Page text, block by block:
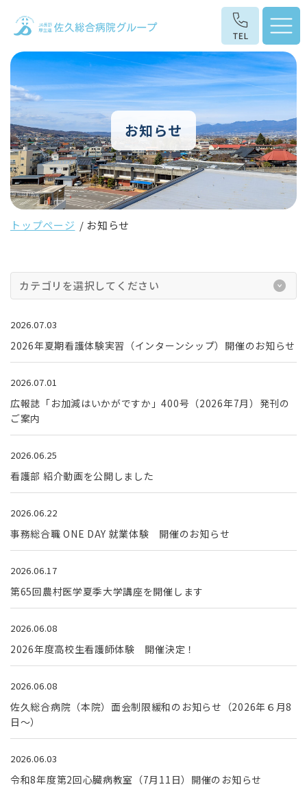
お知らせ
トップページ お知らせ
カテゴリを選択してください
2026.07.03
2026年夏期看護体験実習（インターンシップ）開催のお知らせ
2026.07.01
広報誌「お加減はいかがですか」400号（2026年7月）発刊の
ご案内
2026.06.25
看護部 紹介動画を公開しました
2026.06.22
事務総合職 ONE DAY 就業体験 開催のお知らせ
2026.06.17
第65回農村医学夏季大学講座を開催します
2026.06.08
2026年度高校生看護師体験 開催決定！
2026.06.08
佐久総合病院（本院）面会制限緩和のお知らせ（2026年６月8
日～）
2026.06.03
令和8年度第2回心臓病教室（7月11日）開催のお知らせ